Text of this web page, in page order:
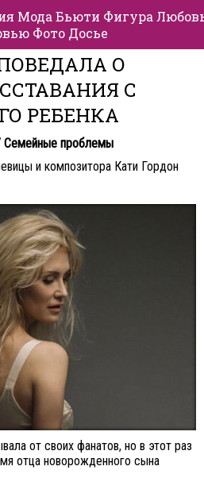
Мода Бьюти Фигура
Фото Досье
О
С
РЕБЕНКА
Семейные проблемы
и композитора Кати Гордон
от своих фанатов, но в этот раз
отца новорожденного сына